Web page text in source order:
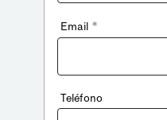
Email *
Teléfono